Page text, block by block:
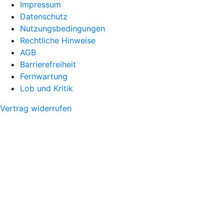
Impressum
Datenschutz
Nutzungsbedingungen
Rechtliche Hinweise
AGB
Barrierefreiheit
Fernwartung
Lob und Kritik
Vertrag widerrufen